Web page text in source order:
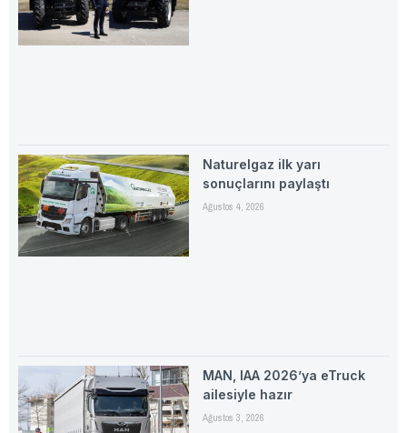
Naturelgaz ilk yarı
sonuçlarını paylaştı
Ağustos 4, 2026
MAN, IAA 2026’ya eTruck
ailesiyle hazır
Ağustos 3, 2026